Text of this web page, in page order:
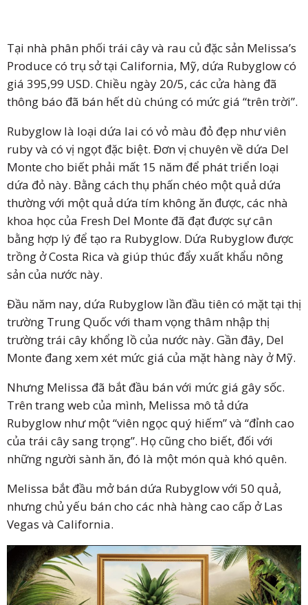
Tại nhà phân phối trái cây và rau củ đặc sản Melissa’s
Produce có trụ sở tại California, Mỹ, dứa Rubyglow có
giá 395,99 USD. Chiều ngày 20/5, các cửa hàng đã
thông báo đã bán hết dù chúng có mức giá “trên trời”.
Rubyglow là loại dứa lai có vỏ màu đỏ đẹp như viên
ruby và có vị ngọt đặc biệt. Đơn vị chuyên về dứa Del
Monte cho biết phải mất 15 năm để phát triển loại
dứa đỏ này. Bằng cách thụ phấn chéo một quả dứa
thường với một quả dứa tím không ăn được, các nhà
khoa học của Fresh Del Monte đã đạt được sự cân
bằng hợp lý để tạo ra Rubyglow. Dứa Rubyglow được
trồng ở Costa Rica và giúp thúc đẩy xuất khẩu nông
sản của nước này.
Đầu năm nay, dứa Rubyglow lần đầu tiên có mặt tại thị
trường Trung Quốc với tham vọng thâm nhập thị
trường trái cây khổng lồ của nước này. Gần đây, Del
Monte đang xem xét mức giá của mặt hàng này ở Mỹ.
Nhưng Melissa đã bắt đầu bán với mức giá gây sốc.
Trên trang web của mình, Melissa mô tả dứa
Rubyglow như một “viên ngọc quý hiếm” và “đỉnh cao
của trái cây sang trọng”. Họ cũng cho biết, đối với
những người sành ăn, đó là một món quà khó quên.
Melissa bắt đầu mở bán dứa Rubyglow với 50 quả,
nhưng chủ yếu bán cho các nhà hàng cao cấp ở Las
Vegas và California.